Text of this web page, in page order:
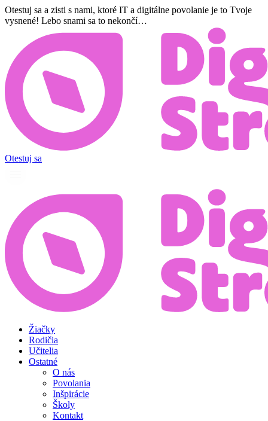
Preskočiť
na
Otestuj sa a zisti s nami, ktoré IT a digitálne povolanie je to Tvoje
vysnené! Lebo snami sa to nekončí…
Otestuj sa
Žiačky
Rodičia
Učitelia
Ostatné
O nás
Povolania
Inšpirácie
Školy
Kontakt